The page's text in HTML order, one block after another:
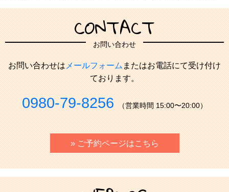
CONTACT
お問い合わせ
お問い合わせはメールフォームまたはお電話にて受け付け
ております。
0980-79-8256 （営業時間 15:00〜20:00）
» ご予約ページはこちら